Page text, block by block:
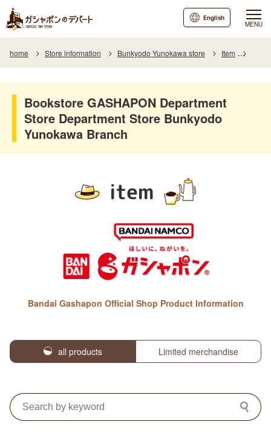
MENU
English
home Store information Bunkyodo Yunokawa store Item
Bookstore GASHAPON Department
Store Department Store Bunkyodo
Yunokawa Branch
item
Bandai Gashapon Official Shop Product Information
all products Limited merchandise